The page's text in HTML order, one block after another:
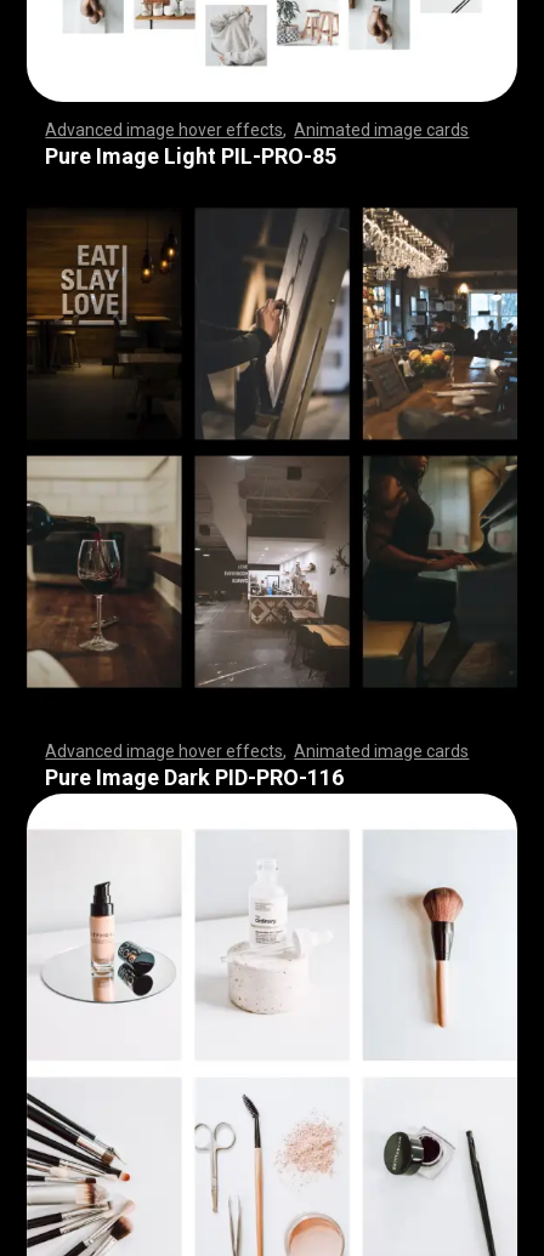
Advanced image hover effects ,Animated image cards
,,,,,,,,,,,,,,,,,,,,,,,,,,,,,,,,, ,,,,,,,,,,,,,,,,,,,,,,,,,
,,,,,,,,,,,,,,,,,,,,,,,,,,,,,,,,, ,,,,,,,,,,,,,,,,,,,,,,,,,
,,,,,,,,,,,,,,,,,,,,,,,,,,,,,,,,, ,,,,,,,,,,,,,,,,,,,,,,,
Pure Image Light PIL-PRO-85
Advanced image hover effects ,Animated image cards
,,,,,,,,,,,,,,,,,,,,,,,,,,,,,,,,, ,,,,,,,,,,,,,,,,,,,,,,,,,
,,,,,,,,,,,,,,,,,,,,,,,,,,,,,,,,, ,,,,,,,,,,,,,,,,,,,,,,,,,
,,,,,,,,,,,,,,,,,,,,,,,,,,,,,,,,, ,,,,,,,,,,,,,,,,,,,,,,,
Pure Image Dark PID-PRO-116